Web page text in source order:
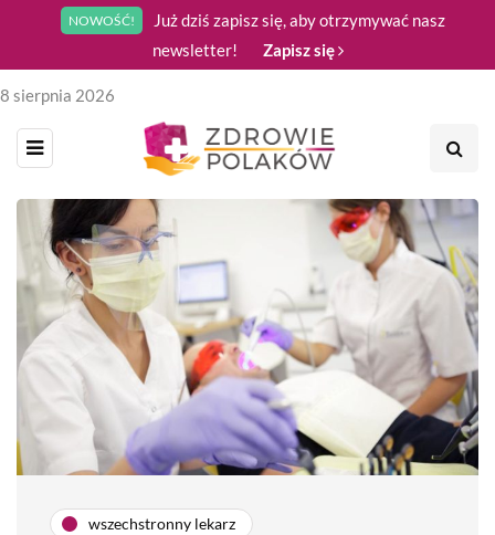
NOWOŚĆ!
Już dziś zapisz się, aby otrzymywać nasz
newsletter!
Zapisz się
8 sierpnia 2026
wszechstronny lekarz